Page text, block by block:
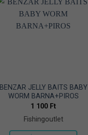
BENZAR JELLY BAITS BABY
WORM BARNA+PIROS
1 100 Ft
Fishingoutlet